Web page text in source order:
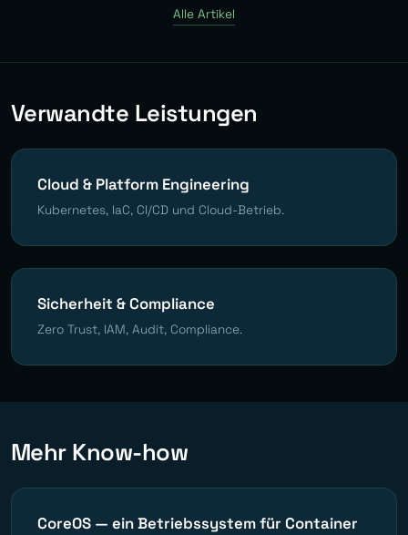
Alle Artikel
Verwandte Leistungen
Cloud & Platform Engineering
Kubernetes, IaC, CI/CD und Cloud-Betrieb.
Sicherheit & Compliance
Zero Trust, IAM, Audit, Compliance.
Mehr Know-how
CoreOS — ein Betriebssystem für Container